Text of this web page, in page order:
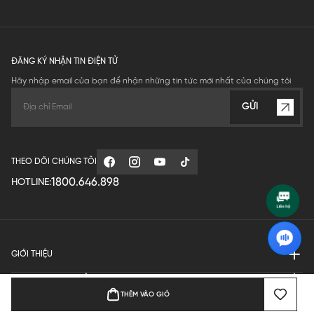
THÊM VÀO GIỎ
ĐĂNG KÝ NHẬN TIN ĐIỆN TỬ
Hãy nhập email của bạn để nhận những tin tức mới nhất của chúng tôi
GỬI
THEO DÕI CHÚNG TÔI
HOTLINE:1800.646.898
GIỚI THIỆU
QUY ĐỊNH HOẠT ĐỘNG